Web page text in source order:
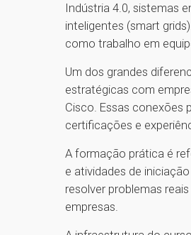
Indústria 4.0, sistemas
inteligentes (smart
como trabalho em
Um dos grandes
estratégicas com
Cisco. Essas conexões
certificações e
A formação prática é
e atividades de
resolver problemas
empresas.